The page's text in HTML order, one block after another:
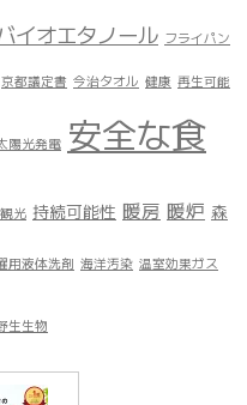
イオエタノール フライパン
京都議定書 今治タオル 健康 再生可能
陽光発電 安全な食
光 持続可能性 暖房 暖炉 森
用液体洗剤 海洋汚染 温室効果ガス
生生物